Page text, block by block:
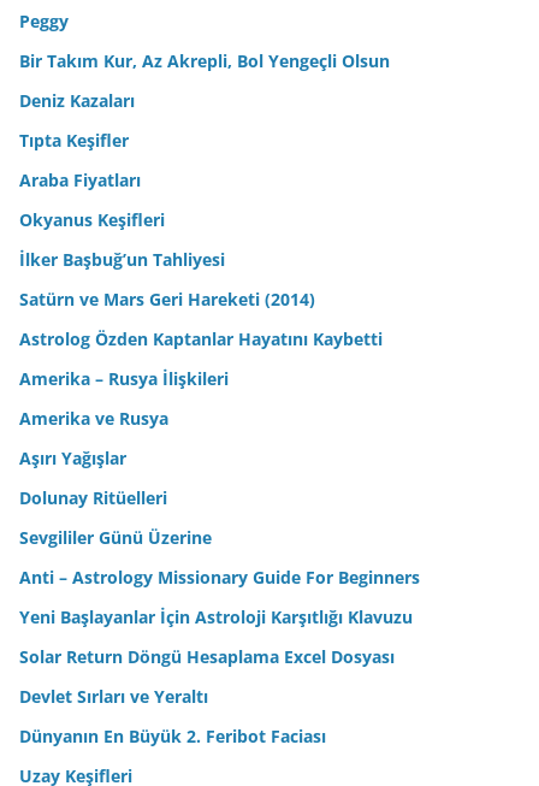
Peggy
Bir Takım Kur, Az Akrepli, Bol Yengeçli Olsun
Deniz Kazaları
Tıpta Keşifler
Araba Fiyatları
Okyanus Keşifleri
İlker Başbuğ’un Tahliyesi
Satürn ve Mars Geri Hareketi (2014)
Astrolog Özden Kaptanlar Hayatını Kaybetti
Amerika – Rusya İlişkileri
Amerika ve Rusya
Aşırı Yağışlar
Dolunay Ritüelleri
Sevgililer Günü Üzerine
Anti – Astrology Missionary Guide For Beginners
Yeni Başlayanlar İçin Astroloji Karşıtlığı Klavuzu
Solar Return Döngü Hesaplama Excel Dosyası
Devlet Sırları ve Yeraltı
Dünyanın En Büyük 2. Feribot Faciası
Uzay Keşifleri